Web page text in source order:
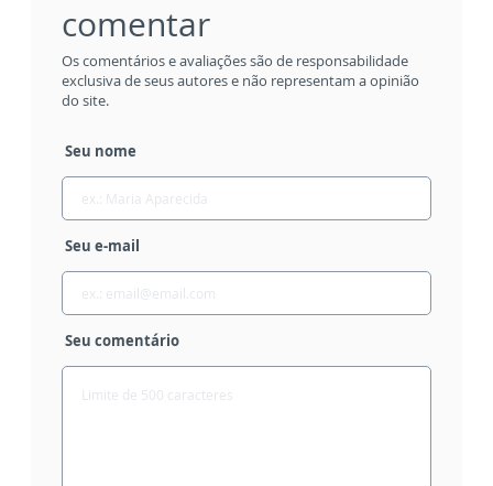
comentar
Os comentários e avaliações são de responsabilidade
exclusiva de seus autores e não representam a opinião
do site.
Seu nome
Seu e-mail
Seu comentário